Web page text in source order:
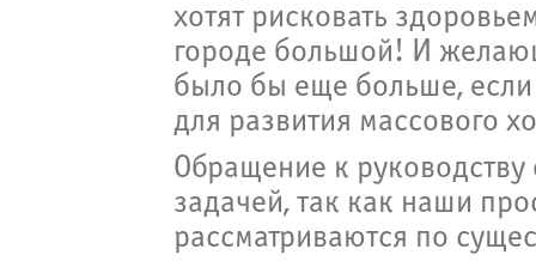
хотят рисковать
городе большой! И
было бы еще больше, если
для развития массового
Обращение к
задачей, так как наши
рассматриваются по